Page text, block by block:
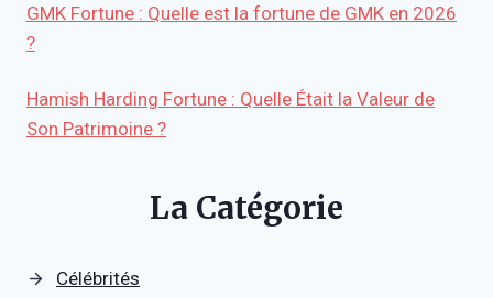
GMK Fortune : Quelle est la fortune de GMK en 2026
?
Hamish Harding Fortune : Quelle Était la Valeur de
Son Patrimoine ?
La Catégorie
Célébrités